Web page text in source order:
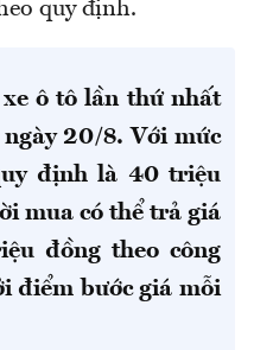
quy định.
ô tô lần thứ nhất
20/8. Với mức
định là 40 triệu
mua có thể trả giá
đồng theo công
điểm bước giá mỗi